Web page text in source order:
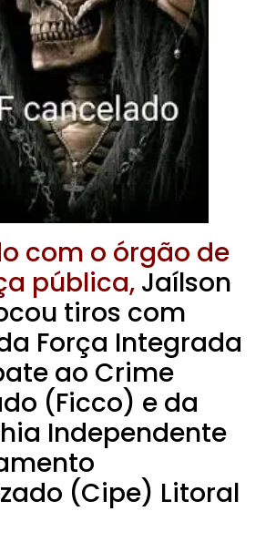
com o órgão de
pública, Jaílson
tiros com
Força Integrada
ao Crime
(Ficco) e da
Independente
(Cipe) Litoral